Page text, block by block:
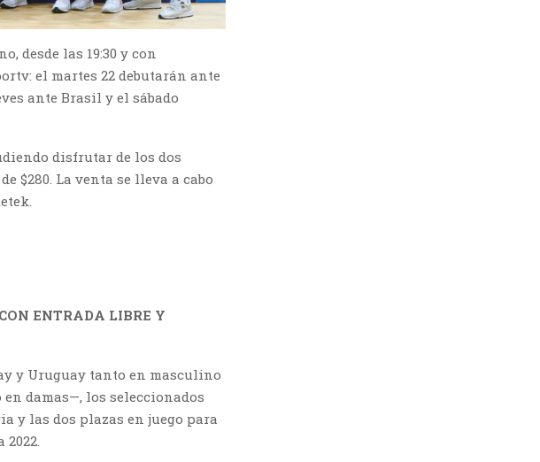
desde las 19:30 y con
el martes 22 debutarán ante
ante Brasil y el sábado
disfrutar de los dos
$280. La venta se lleva a cabo
ENTRADA LIBRE Y
y Uruguay tanto en masculino
damas—, los seleccionados
y las dos plazas en juego para